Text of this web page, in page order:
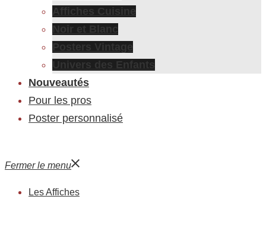
Affiches Cuisine
Noir et Blanc
Posters Vintage
Univers des Enfants
Nouveautés
Pour les pros
Poster personnalisé
Fermer le menu
Les Affiches